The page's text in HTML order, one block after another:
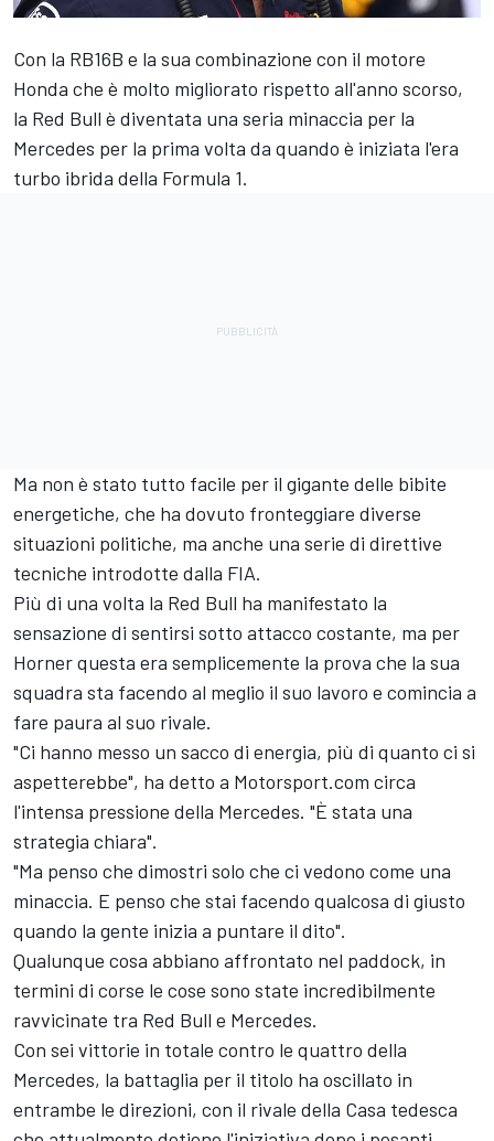
Con la RB16B e la sua combinazione con il motore
Honda che è molto migliorato rispetto all'anno scorso,
la Red Bull è diventata una seria minaccia per la
Mercedes per la prima volta da quando è iniziata l'era
turbo ibrida della Formula 1.
Ma non è stato tutto facile per il gigante delle bibite
energetiche, che ha dovuto fronteggiare diverse
situazioni politiche, ma anche una serie di direttive
tecniche introdotte dalla FIA.
Più di una volta la Red Bull ha manifestato la
sensazione di sentirsi sotto attacco costante, ma per
Horner questa era semplicemente la prova che la sua
squadra sta facendo al meglio il suo lavoro e comincia a
fare paura al suo rivale.
"Ci hanno messo un sacco di energia, più di quanto ci si
aspetterebbe", ha detto a Motorsport.com circa
l'intensa pressione della Mercedes. "È stata una
strategia chiara".
"Ma penso che dimostri solo che ci vedono come una
minaccia. E penso che stai facendo qualcosa di giusto
quando la gente inizia a puntare il dito".
Qualunque cosa abbiano affrontato nel paddock, in
termini di corse le cose sono state incredibilmente
ravvicinate tra Red Bull e Mercedes.
Con sei vittorie in totale contro le quattro della
Mercedes, la battaglia per il titolo ha oscillato in
entrambe le direzioni, con il rivale della Casa tedesca